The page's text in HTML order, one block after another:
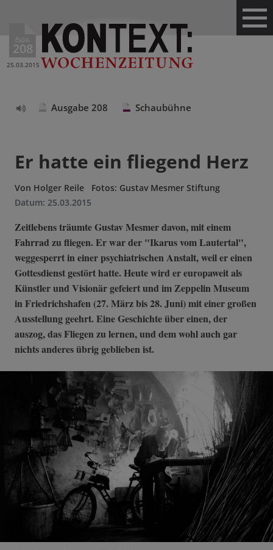
Ausg.
208
25.03.2015
Ausgabe 208 Schaubühne
Er hatte ein fliegend Herz
Von Holger Reile
Fotos: Gustav Mesmer Stiftung
Datum: 25.03.2015
Zeitlebens träumte Gustav Mesmer davon, mit einem
Fahrrad zu fliegen. Er war der "Ikarus vom Lautertal",
weggesperrt in einer psychiatrischen Anstalt, weil er einen
Gottesdienst gestört hatte. Heute wird er europaweit als
Künstler und Visionär gefeiert und im Zeppelin Museum
in Friedrichshafen (27. März bis 28. Juni) mit einer großen
Ausstellung geehrt. Eine Geschichte über einen, der
auszog, das Fliegen zu lernen, und dem wohl auch gar
nichts anderes übrig geblieben ist.